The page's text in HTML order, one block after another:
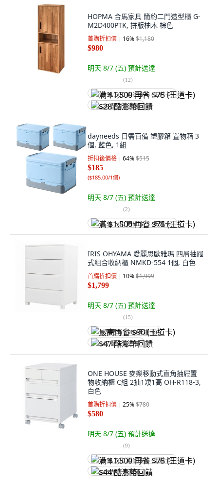
HOPMA 合馬家具 簡約二門造型櫃 G-
M2D400PTK, 拼版柚木 棕色
首購折扣價 16%$1,180
$980
明天 8/7 (五) 預計送達
(12)
满 $1,500 再省 $75 (王道卡)
$28 酷澎幣回饋
dayneeds 日需百備 塑膠箱 置物箱 3
個, 藍色, 1組
折扣後價格 64%$515
$185
($185.00/1個)
明天 8/7 (五) 預計送達
(2)
满 $1,500 再省 $75 (王道卡)
IRIS OHYAMA 愛麗思歐雅瑪 四層抽屜
式組合收納櫃 NMKD-554 1個, 白色
首購折扣價 10%$1,999
$1,799
明天 8/7 (五) 預計送達
(15)
最高再省 $90 (王道卡)
$47 酷澎幣回饋
ONE HOUSE 麥樂移動式直角抽屜置
物收納櫃 C組 2抽1矮1高 OH-R118-3,
白色
首購折扣價 25%$780
$580
明天 8/7 (五) 預計送達
(9)
满 $1,500 再省 $75 (王道卡)
$44 酷澎幣回饋